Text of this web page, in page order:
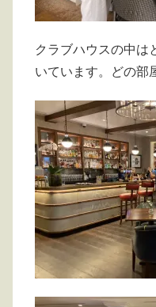
クラブハウスの中は
いています。どの部